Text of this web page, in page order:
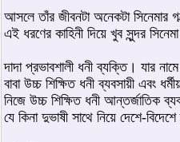
আসলে তাঁর জীবনটা অনেকটা সিনেমার
এই ধরণের কাহিনী দিয়ে খুব সুন্দর
দাদা প্রভাবশালী ধনী ব্যক্তি। যার
বাবা উচ্চ শিক্ষিত ধনী ব্যবসায়ী এবং
নিজে উচ্চ শিক্ষিত ধনী আন্তর্জাতিক
যে কিনা দুভাষী সাথে নিয়ে দেশে-